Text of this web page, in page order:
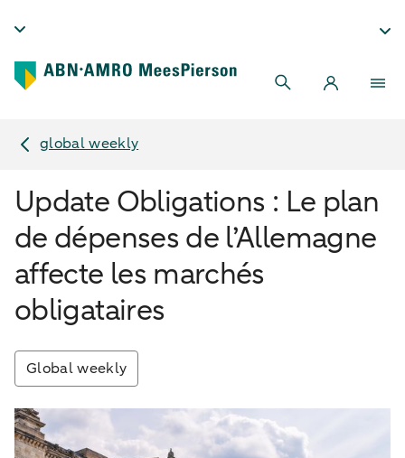
global weekly
Update Obligations : Le plan
de dépenses de l’Allemagne
affecte les marchés
obligataires
Global weekly